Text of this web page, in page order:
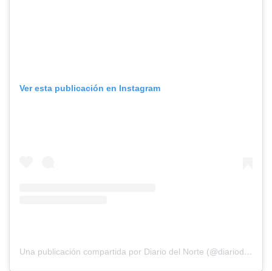
Ver esta publicación en Instagram
Una publicación compartida por Diario del Norte (@diariodelnorte)